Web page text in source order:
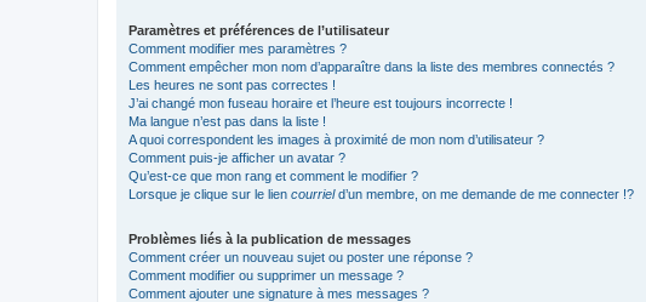
Paramètres et préférences de l’utilisateur
Comment modifier mes paramètres ?
Comment empêcher mon nom d’apparaître dans la liste des membres connectés ?
Les heures ne sont pas correctes !
J’ai changé mon fuseau horaire et l’heure est toujours incorrecte !
Ma langue n’est pas dans la liste !
A quoi correspondent les images à proximité de mon nom d’utilisateur ?
Comment puis-je afficher un avatar ?
Qu’est-ce que mon rang et comment le modifier ?
Lorsque je clique sur le lien courrield’un membre, on me demande de me connecter !?
Problèmes liés à la publication de messages
Comment créer un nouveau sujet ou poster une réponse ?
Comment modifier ou supprimer un message ?
Comment ajouter une signature à mes messages ?